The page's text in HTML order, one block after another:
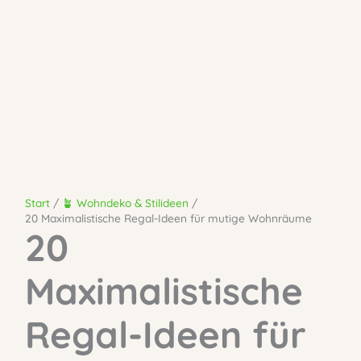
Start
🪴 Wohndeko & Stilideen
20 Maximalistische Regal-Ideen für mutige Wohnräume
20
Maximalistische
Regal-Ideen für